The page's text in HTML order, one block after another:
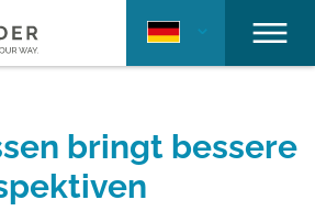
bringt bessere